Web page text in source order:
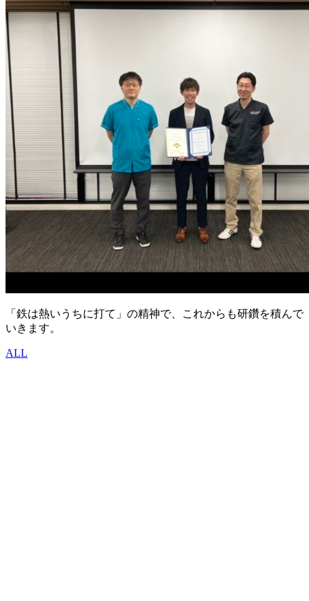
「鉄は熱いうちに打て」の精神で、これからも研鑽を積んで
いきます。
ALL